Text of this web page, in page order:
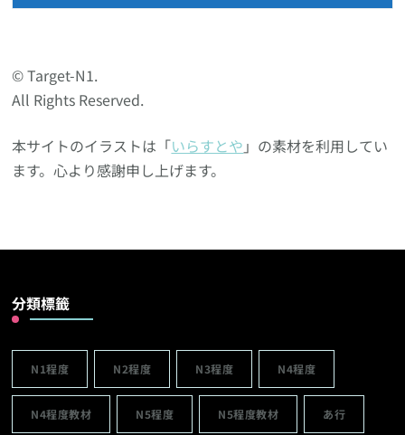
© Target-N1.
All Rights Reserved.
本サイトのイラストは「いらすとや 」の素材を利用してい
ます。心より感謝申し上げます。
分類標籤
N1程度 N2程度 N3程度 N4程度
N4程度教材 N5程度 N5程度教材 あ行